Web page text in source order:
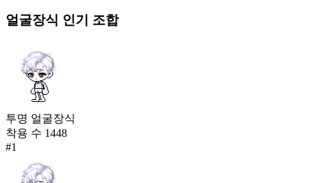
얼굴장식 인기 조합
투명 얼굴장식
착용 수 1448
#1